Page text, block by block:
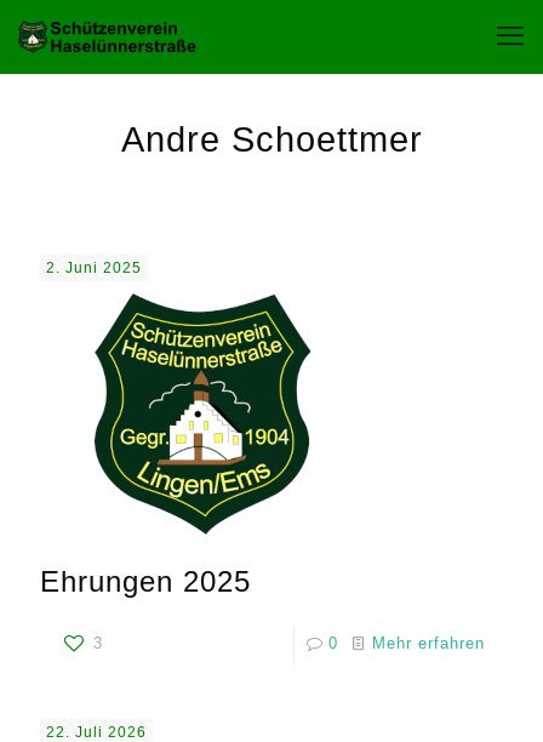
Andre Schoettmer
2. Juni 2025
Ehrungen 2025
3 0 Mehr erfahren
22. Juli 2026